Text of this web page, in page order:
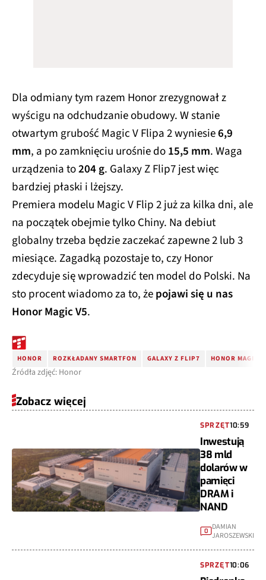
Dla odmiany tym razem Honor zrezygnował z
wyścigu na odchudzanie obudowy. W stanie
otwartym grubość Magic V Flipa 2 wyniesie6,9
mm, a po zamknięciu urośnie do15,5 mm. Waga
urządzenia to204 g. Galaxy Z Flip7 jest więc
bardziej płaski i lżejszy.
Premiera modelu Magic V Flip 2 już za kilka dni, ale
na początek obejmie tylko Chiny. Na debiut
globalny trzeba będzie zaczekać zapewne 2 lub 3
miesiące. Zagadką pozostaje to, czy Honor
zdecyduje się wprowadzić ten model do Polski. Na
sto procent wiadomo za to, żepojawi się u nas
Honor Magic V5.
HONOR ROZKŁADANY SMARTFON GALAXY Z FLIP7 HONOR MAGIC
Źródła zdjęć: Honor
Zobacz więcej
SPRZĘT10:59
Inwestują
38 mld
dolarów w
pamięci
DRAM i
NAND
0
DAMIAN
JAROSZEWSKI
SPRZĘT10:06